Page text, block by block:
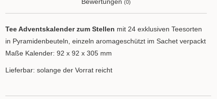
(0)
Tee Adventskalender zum Stellen mit 24 exklusiven Teesorten
in Pyramidenbeuteln, einzeln aromageschützt im Sachet verpackt
Maße Kalender: 92 x 92 x 305 mm
Lieferbar: solange der Vorrat reicht